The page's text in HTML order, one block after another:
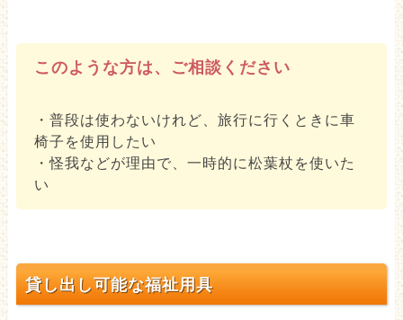
このような方は、ご相談ください
・普段は使わないけれど、旅行に行くときに車
椅子を使用したい
・怪我などが理由で、一時的に松葉杖を使いた
い
貸し出し可能な福祉用具